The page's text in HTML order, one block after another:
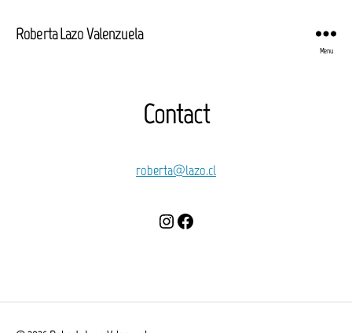
Roberta Lazo Valenzuela
Menu
Contact
roberta@lazo.cl
Instagram
Facebook